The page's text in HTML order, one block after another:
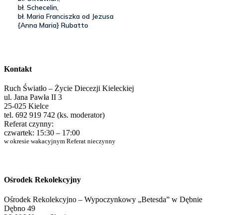
Kontakt
Ruch Światło – Życie Diecezji Kieleckiej
ul. Jana Pawła II 3
25-025 Kielce
tel. 692 919 742 (ks. moderator)
Referat czynny:
czwartek: 15:30 – 17:00
w okresie wakacyjnym Referat nieczynny
Ośrodek Rekolekcyjny
Ośrodek Rekolekcyjno – Wypoczynkowy „Betesda” w Dębnie
Dębno 49